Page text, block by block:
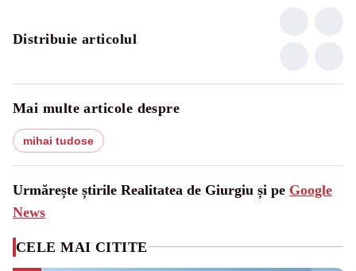
Distribuie articolul
Mai multe articole despre
mihai tudose
Urmărește știrile Realitatea de Giurgiu și pe Google
News
CELE MAI CITITE